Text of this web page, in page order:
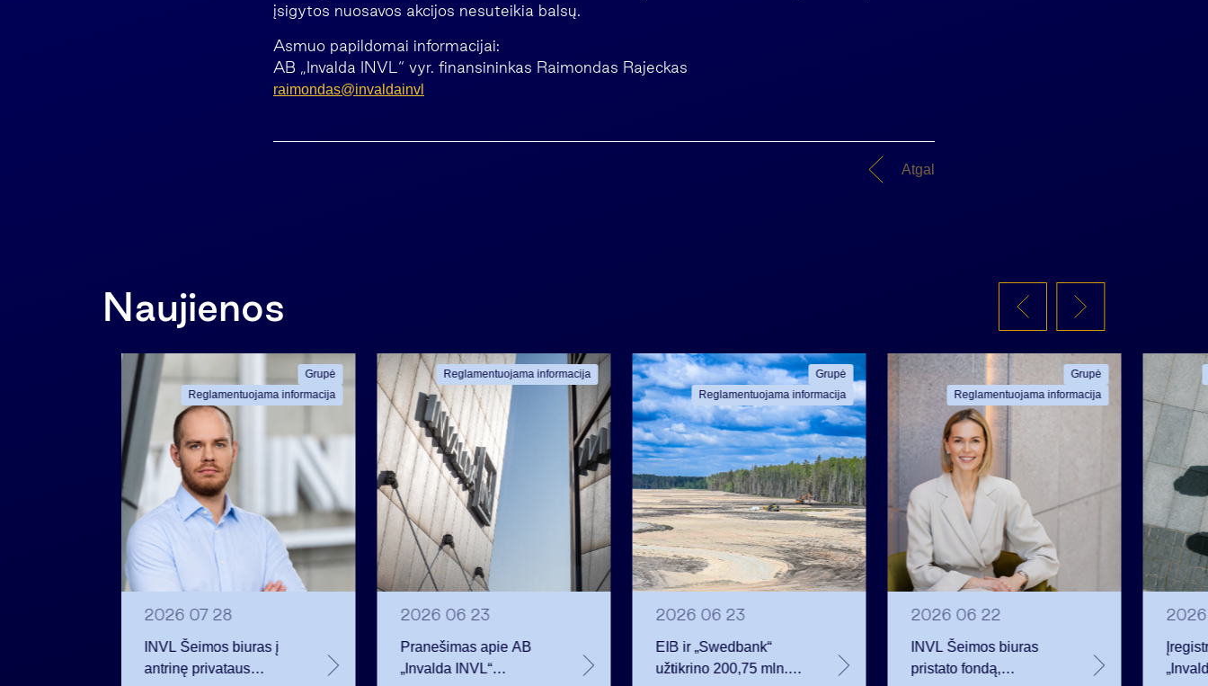
įsigytos nuosavos akcijos nesuteikia balsų.
Asmuo papildomai informacijai:
AB „Invalda INVL“ vyr. finansininkas Raimondas Rajeckas
raimondas@invaldainvl
Atgal
Naujienos
Grupė
Reglamentuojama informacija
2026 07 28
INVL Šeimos biuras į
antrinę privataus
Reglamentuojama informacija
2026 06 23
Pranešimas apie AB
„Invalda INVL“
Grupė
Reglamentuojama informacija
2026 06 23
EIB ir „Swedbank“
užtikrino 200,75 mln.
Grupė
Reglamentuojama informacija
2026 06 22
INVL Šeimos biuras
pristato fondą,